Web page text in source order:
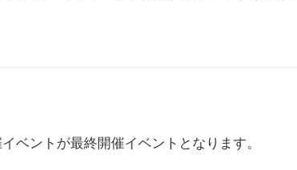
ベントが最終開催イベントとなります。